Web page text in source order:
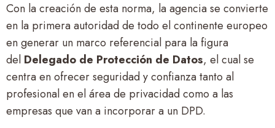
Con la creación de esta norma, la agencia se convierte
en la primera autoridad de todo el continente europeo
en generar un marco referencial para la figura
del Delegado de Protección de Datos, el cual se
centra en ofrecer seguridad y confianza tanto al
profesional en el área de privacidad como a las
empresas que van a incorporar a un DPD.